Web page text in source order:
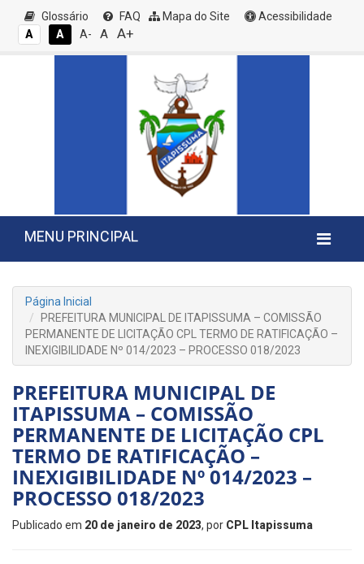
Glossário FAQ Mapa do Site
Acessibilidade
A
A A- A A+
MENU PRINCIPAL
Página Inicial
PREFEITURA MUNICIPAL DE ITAPISSUMA – COMISSÃO
PERMANENTE DE LICITAÇÃO CPL TERMO DE RATIFICAÇÃO –
INEXIGIBILIDADE Nº 014/2023 – PROCESSO 018/2023
PREFEITURA MUNICIPAL DE
ITAPISSUMA – COMISSÃO
PERMANENTE DE LICITAÇÃO CPL
TERMO DE RATIFICAÇÃO –
INEXIGIBILIDADE Nº 014/2023 –
PROCESSO 018/2023
Publicado em 20 de janeiro de 2023, por CPL Itapissuma